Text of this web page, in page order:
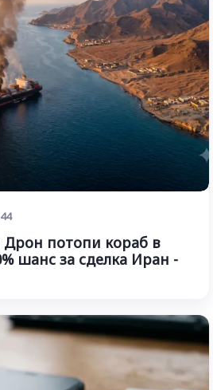
Дрон потопи кораб в
шанс за сделка Иран -